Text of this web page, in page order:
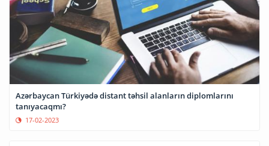
Azərbaycan Türkiyədə distant təhsil alanların diplomlarını
tanıyacaqmı?
17-02-2023